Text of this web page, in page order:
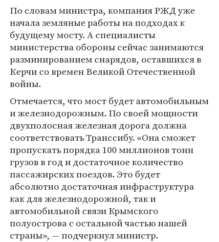
По словам министра, компания РЖД уже
начала земляные работы на подходах к
будущему мосту. А специалисты
министерства обороны сейчас занимаются
разминированием снарядов, оставшихся в
Керчи со времен Великой Отечественной
войны.
Отмечается, что мост будет автомобильным
и железнодорожным. По своей мощности
двухполосная железная дорога должна
соответствовать Транссибу. «Она сможет
пропускать порядка 100 миллионов тонн
грузов в год и достаточное количество
пассажирских поездов. Это будет
абсолютно достаточная инфраструктура
как для железнодорожной, так и
автомобильной связи Крымского
полуострова с остальной частью нашей
страны», — подчеркнул министр.